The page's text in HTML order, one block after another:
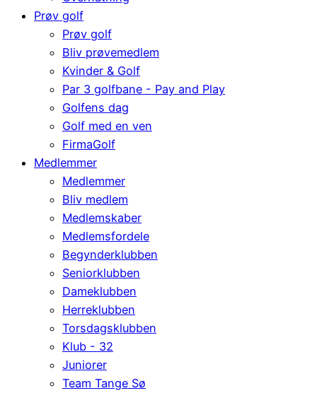
Prøv golf
Prøv golf
Bliv prøvemedlem
Kvinder & Golf
Par 3 golfbane - Pay and Play
Golfens dag
Golf med en ven
FirmaGolf
Medlemmer
Medlemmer
Bliv medlem
Medlemskaber
Medlemsfordele
Begynderklubben
Seniorklubben
Dameklubben
Herreklubben
Torsdagsklubben
Klub - 32
Juniorer
Team Tange Sø